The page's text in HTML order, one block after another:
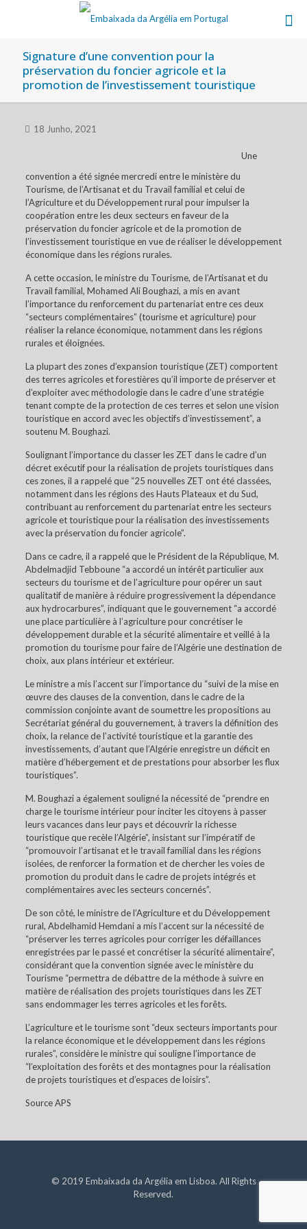
Signature d’une convention pour la
préservation du foncier agricole et la
promotion de l’investissement touristique
18 Junho, 2021
Une
convention a été signée mercredi entre le ministère du
Tourisme, de l’Artisanat et du Travail familial et celui de
l’Agriculture et du Développement rural pour impulser la
coopération entre les deux secteurs en faveur de la
préservation du foncier agricole et de la promotion de
l’investissement touristique en vue de réaliser le développement
économique dans les régions rurales.
A cette occasion, le ministre du Tourisme, de l’Artisanat et du
Travail familial, Mohamed Ali Boughazi, a mis en avant
l’importance du renforcement du partenariat entre ces deux
“secteurs complémentaires” (tourisme et agriculture) pour
réaliser la relance économique, notamment dans les régions
rurales et éloignées.
La plupart des zones d’expansion touristique (ZET) comportent
des terres agricoles et forestières qu’il importe de préserver et
d’exploiter avec méthodologie dans le cadre d’une stratégie
tenant compte de la protection de ces terres et selon une vision
touristique en accord avec les objectifs d’investissement”, a
soutenu M. Boughazi.
Soulignant l’importance du classer les ZET dans le cadre d’un
décret exécutif pour la réalisation de projets touristiques dans
ces zones, il a rappelé que “25 nouvelles ZET ont été classées,
notamment dans les régions des Hauts Plateaux et du Sud,
contribuant au renforcement du partenariat entre les secteurs
agricole et touristique pour la réalisation des investissements
avec la préservation du foncier agricole”.
Dans ce cadre, il a rappelé que le Président de la République, M.
Abdelmadjid Tebboune “a accordé un intérêt particulier aux
secteurs du tourisme et de l’agriculture pour opérer un saut
qualitatif de manière à réduire progressivement la dépendance
aux hydrocarbures”, indiquant que le gouvernement “a accordé
une place particulière à l’agriculture pour concrétiser le
développement durable et la sécurité alimentaire et veillé à la
promotion du tourisme pour faire de l’Algérie une destination de
choix, aux plans intérieur et extérieur.
Le ministre a mis l’accent sur l’importance du “suivi de la mise en
œuvre des clauses de la convention, dans le cadre de la
commission conjointe avant de soumettre les propositions au
Secrétariat général du gouvernement, à travers la définition des
choix, la relance de l’activité touristique et la garantie des
investissements, d’autant que l’Algérie enregistre un déficit en
matière d’hébergement et de prestations pour absorber les flux
touristiques”.
M. Boughazi a également souligné la nécessité de “prendre en
charge le tourisme intérieur pour inciter les citoyens à passer
leurs vacances dans leur pays et découvrir la richesse
touristique que recèle l’Algérie”, insistant sur l’impératif de
“promouvoir l’artisanat et le travail familial dans les régions
isolées, de renforcer la formation et de chercher les voies de
promotion du produit dans le cadre de projets intégrés et
complémentaires avec les secteurs concernés”.
De son côté, le ministre de l’Agriculture et du Développement
rural, Abdelhamid Hemdani a mis l’accent sur la nécessité de
“préserver les terres agricoles pour corriger les défaillances
enregistrées par le passé et concrétiser la sécurité alimentaire”,
considérant que la convention signée avec le ministère du
Tourisme “permettra de débattre de la méthode à suivre en
matière de réalisation des projets touristiques dans les ZET
sans endommager les terres agricoles et les forêts.
L’agriculture et le tourisme sont “deux secteurs importants pour
la relance économique et le développement dans les régions
rurales”, considère le ministre qui souligne l’importance de
“l’exploitation des forêts et des montagnes pour la réalisation
de projets touristiques et d’espaces de loisirs”.
Source APS
© 2019 Embaixada da Argélia em Lisboa. All Rights
Reserved.